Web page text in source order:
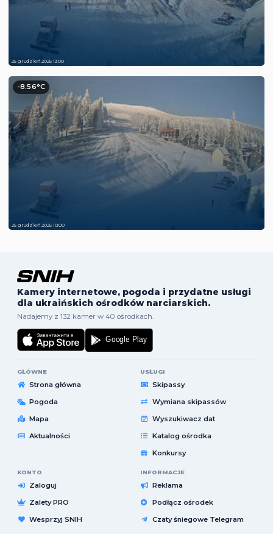
25 grudzień 2025 13:00
-8.56°C
25 grudzień 2025 10:00
Kamery internetowe, pogoda i przydatne usługi
dla ukraińskich ośrodków narciarskich.
Nadajemy z 132 kamer w 40 ośrodkach.
GŁÓWNE
Strona główna
Pogoda
Mapa
Aktualności
USŁUGI
Skipassy
Wymiana skipassów
Wyszukiwacz dat
Katalog ośrodka
Konkursy
KONTO
Zaloguj
Zalety PRO
Wesprzyj SNIH
INFORMACJE
Reklama
Podłącz ośrodek
Czaty śniegowe Telegram